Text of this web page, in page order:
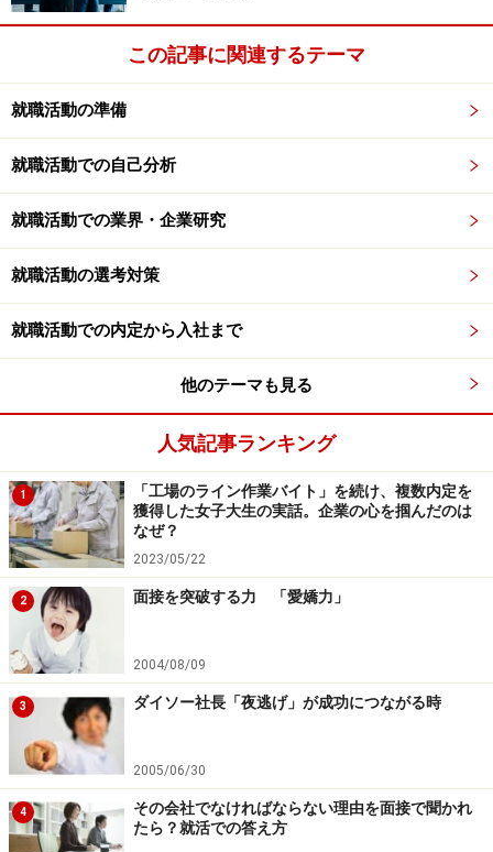
この記事に関連するテーマ
就職活動の準備
就職活動での自己分析
就職活動での業界・企業研究
就職活動の選考対策
就職活動での内定から入社まで
他のテーマも見る
人気記事ランキング
1
「工場のライン作業バイト」を続け、複数内定を
獲得した女子大生の実話。企業の心を掴んだのは
なぜ？
2023/05/22
2 面接を突破する力 「愛嬌力」
2004/08/09
3 ダイソー社長「夜逃げ」が成功につながる時
2005/06/30
4
その会社でなければならない理由を面接で聞かれ
たら？就活での答え方